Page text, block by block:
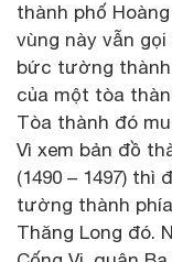
thành phố
vùng này vẫn
bức tường
của một tòa
Tòa thành đó
Vì xem bản đồ
(1490 – 1497)
tường thành
Thăng Long đó.